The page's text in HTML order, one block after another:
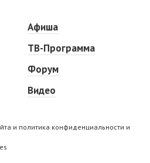
Афиша
ТВ-Программа
Форум
Видео
и политика конфиденциальности и